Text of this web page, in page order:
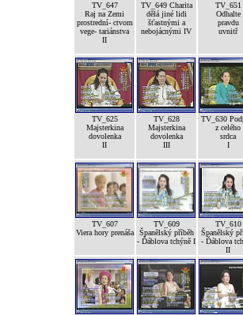
TV_647
Raj na Zemi
prostrední- ctvom
vege- tariánstva
II
TV_649 Charita
dělá jiné lidi
šťastnými a
nebojácnými IV
TV_651
Odhalte
pravdu
uvnitř
TV_625
Majsterkina
dovolenka
II
TV_628
Majsterkina
dovolenka
III
TV_630
z celého
srdca
I
TV_607
Viera hory prenáša
TV_609
Španělský příběh
- Ďáblova tchýně I
TV_610
Španělský
- Ďáblova
II